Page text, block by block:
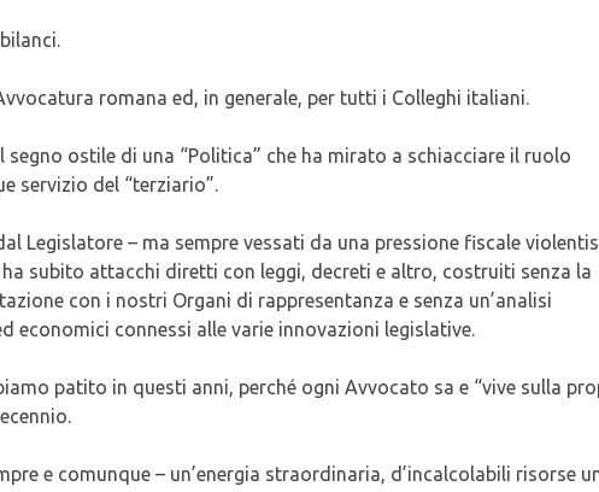
romana ed, in generale, per tutti i Colleghi italiani.
ostile di una “Politica” che ha mirato a schiacciare il ruolo
servizio del “terziario”.
Legislatore – ma sempre vessati da una pressione fiscale
subito attacchi diretti con leggi, decreti e altro, costruiti senza la
con i nostri Organi di rappresentanza e senza un’analisi
connessi alle varie innovazioni legislative.
patito in questi anni, perché ogni Avvocato sa e “vive sulla
e comunque – un’energia straordinaria, d’incalcolabili risorse